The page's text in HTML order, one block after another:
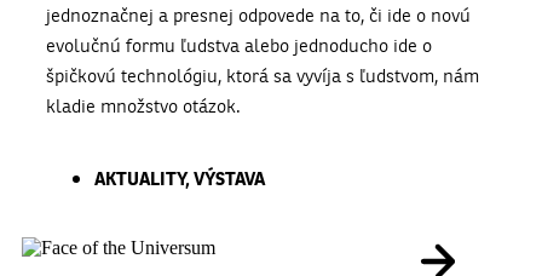
jednoznačnej a presnej odpovede na to, či ide o novú
evolučnú formu ľudstva alebo jednoducho ide o
špičkovú technológiu, ktorá sa vyvíja s ľudstvom, nám
kladie množstvo otázok.
AKTUALITY,VÝSTAVA